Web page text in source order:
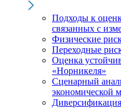
Подходы к
связанных с
Физические
Переходные
Оценка
«Норникеля»
Сценарный
экономической